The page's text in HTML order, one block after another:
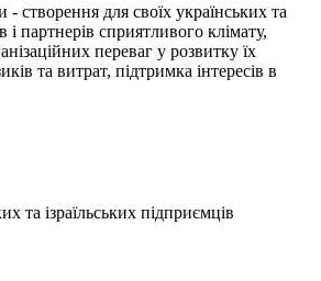
- створення для своїх українських та
і партнерів сприятливого клімату,
переваг у розвитку їх
та витрат, підтримка інтересів в
та ізраїльських підприємців